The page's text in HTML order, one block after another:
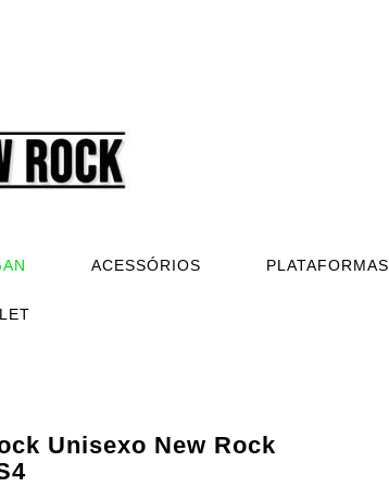
ACESSÓRIOS PLATAFORMAS
Unisexo New Rock